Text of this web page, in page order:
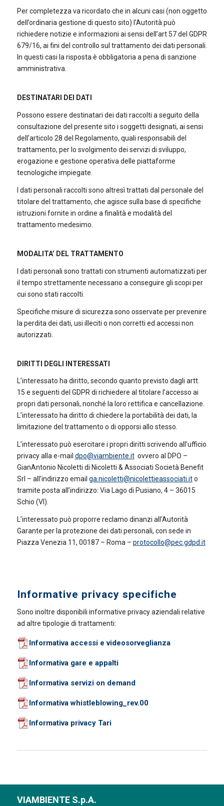
Per completezza va ricordato che in alcuni casi (non oggetto
dell’ordinaria gestione di questo sito) l’Autorità può
richiedere notizie e informazioni ai sensi dell’art 57 del GDPR
679/16, ai fini del controllo sul trattamento dei dati personali.
In questi casi la risposta è obbligatoria a pena di sanzione
amministrativa.
DESTINATARI DEI DATI
Possono essere destinatari dei dati raccolti a seguito della
consultazione del presente sito i soggetti designati, ai sensi
dell’articolo 28 del Regolamento, quali responsabili del
trattamento, per lo svolgimento dei servizi di sviluppo,
erogazione e gestione operativa delle piattaforme
tecnologiche impiegate.
I dati personali raccolti sono altresì trattati dal personale del
titolare del trattamento, che agisce sulla base di specifiche
istruzioni fornite in ordine a finalità e modalità del
trattamento medesimo.
MODALITA’ DEL TRATTAMENTO
I dati personali sono trattati con strumenti automatizzati per
il tempo strettamente necessario a conseguire gli scopi per
cui sono stati raccolti.
Specifiche misure di sicurezza sono osservate per prevenire
la perdita dei dati, usi illeciti o non corretti ed accessi non
autorizzati.
DIRITTI DEGLI INTERESSATI
L’interessato ha diritto, secondo quanto previsto dagli artt.
15 e seguenti del GDPR di richiedere al titolare l’accesso ai
propri dati personali, nonché la loro rettifica e cancellazione.
L’interessato ha diritto di chiedere la portabilità dei dati, la
limitazione del trattamento o di opporsi allo stesso.
L’interessato può esercitare i propri diritti scrivendo all’ufficio
privacy alla e-mail dpo@viambiente.itovvero al DPO –
GianAntonio Nicoletti di Nicoletti & Associati Società Benefit
Srl – all’indirizzo email ga.nicoletti@nicolettieassociati.ito
tramite posta all’indirizzo: Via Lago di Pusiano, 4 – 36015
Schio (VI).
L’interessato può proporre reclamo dinanzi all’Autorità
Garante per la protezione dei dati personali, con sede in
Piazza Venezia 11, 00187 – Roma – protocollo@pec.gdpd.it
Informative privacy specifiche
Sono inoltre disponibili informative privacy aziendali relative
ad altre tipologie di trattamenti:
Informativa accessi e videosorveglianza
Informativa gare e appalti
Informativa servizi on demand
Informativa whistleblowing_rev.00
Informativa privacy Tari
VIAMBIENTE S.p.A.